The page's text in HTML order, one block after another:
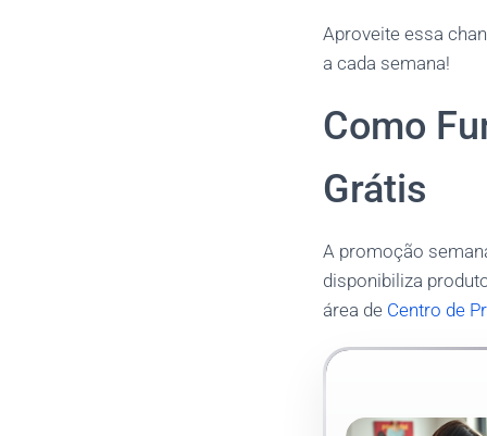
Aproveite essa
a cada semana!
Como
Grátis
A promoção
disponibiliza
área de Centro de